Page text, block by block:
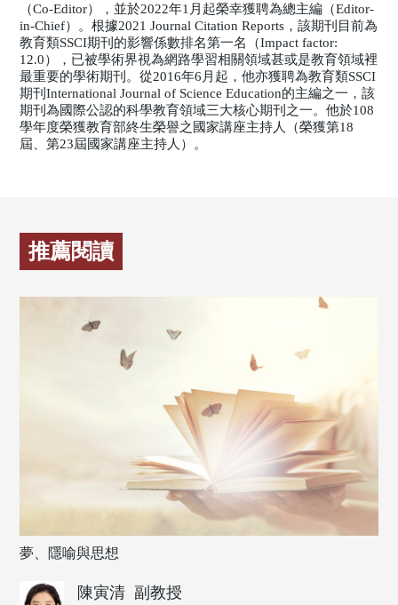
（Co-Editor），並於2022年1月起榮幸獲聘為總主編（Editor-
in-Chief）。根據2021 Journal Citation Reports，該期刊目前為
教育類SSCI期刊的影響係數排名第一名（Impact factor:
12.0），已被學術界視為網路學習相關領域甚或是教育領域裡
最重要的學術期刊。從2016年6月起，他亦獲聘為教育類SSCI
期刊International Journal of Science Education的主編之一，該
期刊為國際公認的科學教育領域三大核心期刊之一。他於108
學年度榮獲教育部終生榮譽之國家講座主持人（榮獲第18
屆、第23屆國家講座主持人）。
推薦閱讀
夢、隱喻與思想
陳寅清 副教授